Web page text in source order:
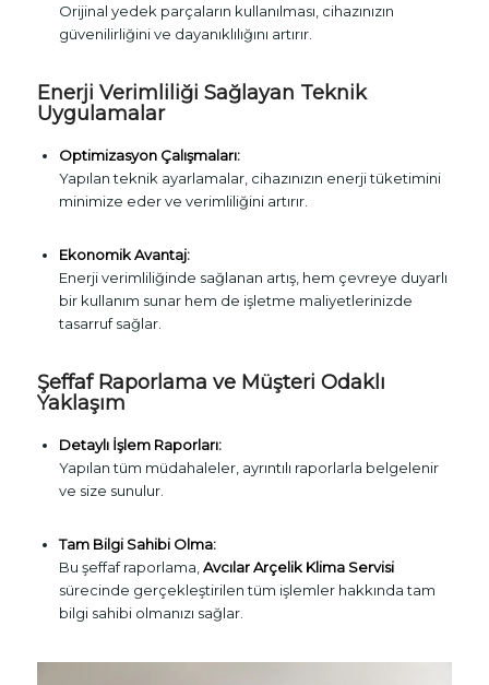
Orijinal yedek parçaların kullanılması, cihazınızın
güvenilirliğini ve dayanıklılığını artırır.
Enerji Verimliliği Sağlayan Teknik
Uygulamalar
Optimizasyon Çalışmaları:
Yapılan teknik ayarlamalar, cihazınızın enerji tüketimini
minimize eder ve verimliliğini artırır.
Ekonomik Avantaj:
Enerji verimliliğinde sağlanan artış, hem çevreye duyarlı
bir kullanım sunar hem de işletme maliyetlerinizde
tasarruf sağlar.
Şeffaf Raporlama ve Müşteri Odaklı
Yaklaşım
Detaylı İşlem Raporları:
Yapılan tüm müdahaleler, ayrıntılı raporlarla belgelenir
ve size sunulur.
Tam Bilgi Sahibi Olma:
Bu şeffaf raporlama, Avcılar Arçelik Klima Servisi
sürecinde gerçekleştirilen tüm işlemler hakkında tam
bilgi sahibi olmanızı sağlar.